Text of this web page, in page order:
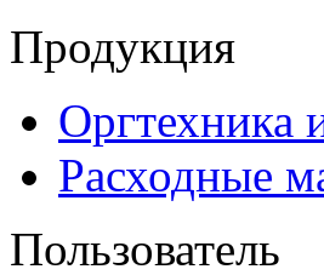
Продукция
Оргтехника
Расходные
Пользователь